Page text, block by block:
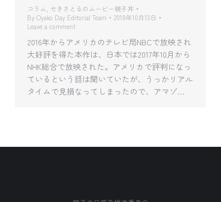
コラム, せきさとるのムービー親子丼
By Oyako Day Editorial Team
2018年10月13日
Leave a comment
2016年からアメリカのテレビ局NBCで放映され
大好評を得た本作は、日本では2017年10月から
NHK総合で放映された。アメリカで評判になっ
ているという話は聞いていたが、うっかリアル
タイムで見損なってしまったので、アマゾ…